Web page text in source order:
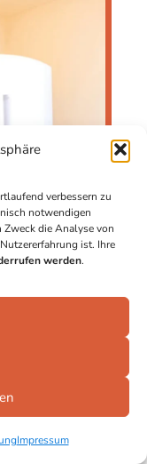
verbessern zu
notwendigen
Zweck die Analyse von
ist. Ihre
werden.
Impressum
auf